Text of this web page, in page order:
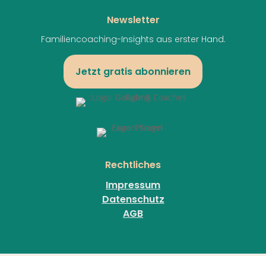
Newsletter
Familiencoaching-Insights aus erster Hand.
Jetzt gratis abonnieren
Rechtliches
Impressum
Datenschutz
AGB